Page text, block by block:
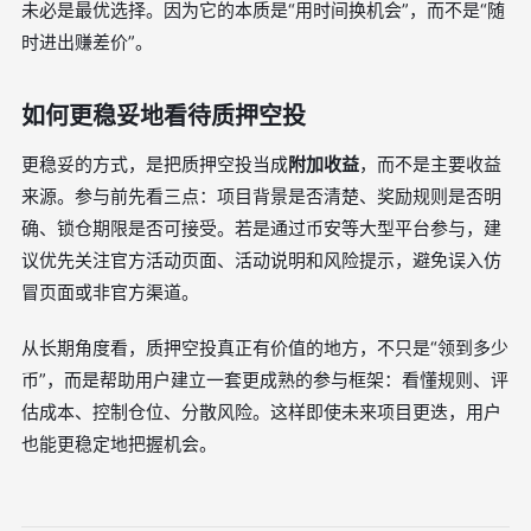
未必是最优选择。因为它的本质是“用时间换机会”，而不是“随
时进出赚差价”。
如何更稳妥地看待质押空投
更稳妥的方式，是把质押空投当成附加收益，而不是主要收益
来源。参与前先看三点：项目背景是否清楚、奖励规则是否明
确、锁仓期限是否可接受。若是通过币安等大型平台参与，建
议优先关注官方活动页面、活动说明和风险提示，避免误入仿
冒页面或非官方渠道。
从长期角度看，质押空投真正有价值的地方，不只是“领到多少
币”，而是帮助用户建立一套更成熟的参与框架：看懂规则、评
估成本、控制仓位、分散风险。这样即使未来项目更迭，用户
也能更稳定地把握机会。